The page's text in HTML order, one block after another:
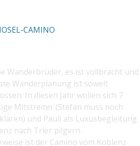
Wanderbrüder, es ist vollbracht und
Wanderplanung ist soweit
In diesen Jahr wollen sich 7
Mitstreiter (Stefan muss noch
und Pauli als Luxusbegleitung
nach Trier pilgern.
ist der Camino vom Koblenz